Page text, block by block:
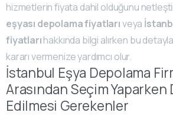
hizmetlerin fiyata dahil olduğunu
eşyası depolama fiyatlarıveya
fiyatlarıhakkında bilgi alırken bu
kararı vermenize yardımcı olur.
İstanbul Eşya Depolama
Arasından Seçim Yaparken
Edilmesi Gerekenler